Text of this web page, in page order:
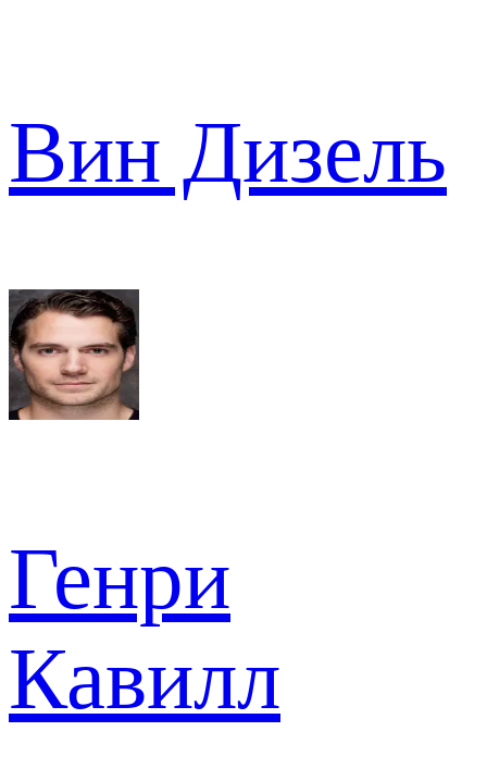
Вин Дизель
Генри
Кавилл